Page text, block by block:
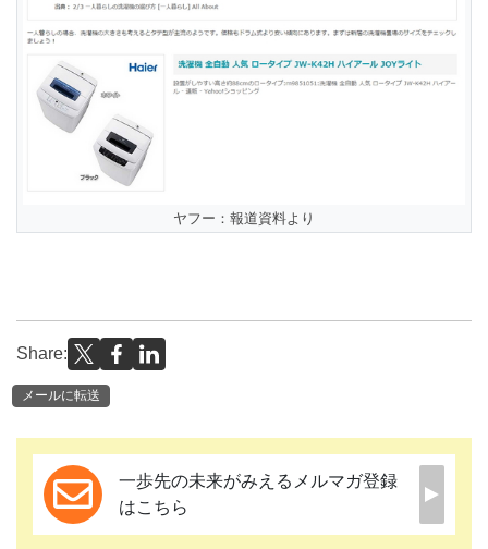
ヤフー：報道資料より
Share:
メールに転送
一歩先の未来がみえるメルマガ登録
はこちら